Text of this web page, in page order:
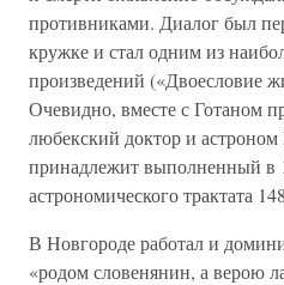
противниками. Диалог был
кружке и стал одним из
произведений («Двоесловие
Очевидно, вместе с Готаном
любекский доктор и
принадлежит выполненный в
астрономического трактата
В Новгороде работал и
«родом словенянин, а верою